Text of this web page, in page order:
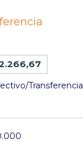
Transferencia